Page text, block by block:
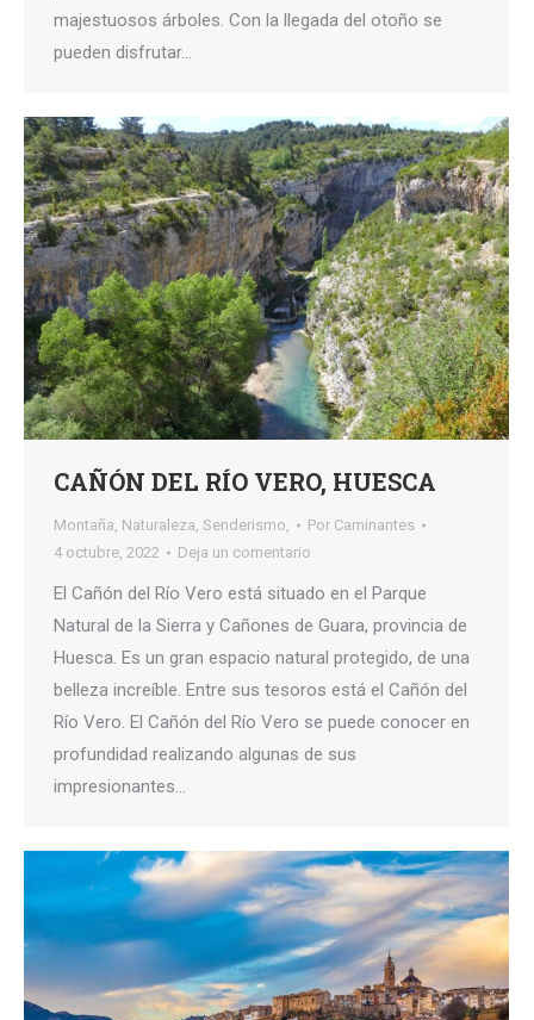
majestuosos árboles. Con la llegada del otoño se
pueden disfrutar…
CAÑÓN DEL RÍO VERO, HUESCA
Montaña, Naturaleza, Senderismo, Por Caminantes
4 octubre, 2022
Deja un comentario
El Cañón del Río Vero está situado en el Parque
Natural de la Sierra y Cañones de Guara, provincia de
Huesca. Es un gran espacio natural protegido, de una
belleza increíble. Entre sus tesoros está el Cañón del
Río Vero. El Cañón del Río Vero se puede conocer en
profundidad realizando algunas de sus
impresionantes…